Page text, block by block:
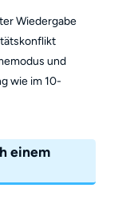
Wiedergabe
und
wie im 10-
einem